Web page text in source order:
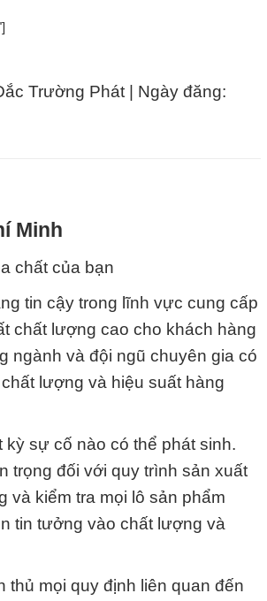
Trường Phát | Ngày đăng:
Minh
chất của bạn
tin cậy trong lĩnh vực cung cấp
chất lượng cao cho khách hàng
ngành và đội ngũ chuyên gia có
lượng và hiệu suất hàng
sự cố nào có thể phát sinh.
trọng đối với quy trình sản xuất
và kiểm tra mọi lô sản phẩm
tin tưởng vào chất lượng và
thủ mọi quy định liên quan đến